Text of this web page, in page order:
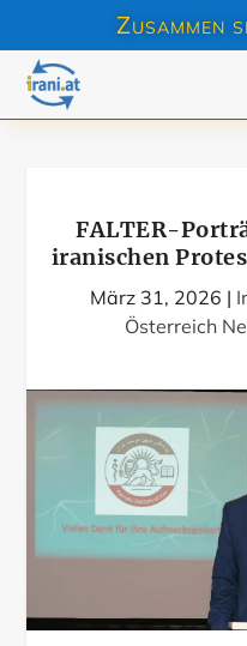
FALTER-
iranischen
März 31, 2026 |
Österreich